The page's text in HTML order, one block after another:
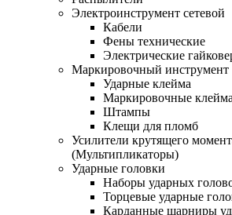
Электроинструмент сетевой
Кабели
Фены технические
Электрические
Маркировочный инструмент
Ударные клейма
Маркировочные клейма
Штампы
Клещи для пломб
Усилители крутящего
(Мультипликаторы)
Ударные головки
Наборы ударных
Торцевые ударные
Карданные шарниры